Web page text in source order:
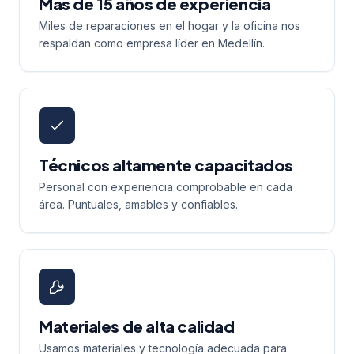
Miles de reparaciones en el hogar y la oficina nos
respaldan como empresa líder en Medellín.
Técnicos altamente capacitados
Personal con experiencia comprobable en cada
área. Puntuales, amables y confiables.
Materiales de alta calidad
Usamos materiales y tecnología adecuada para